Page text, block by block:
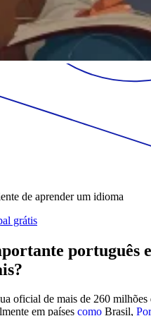
de aprender um idioma
grátis
português
oficial de mais de 260 milhões
em países como Brasil,